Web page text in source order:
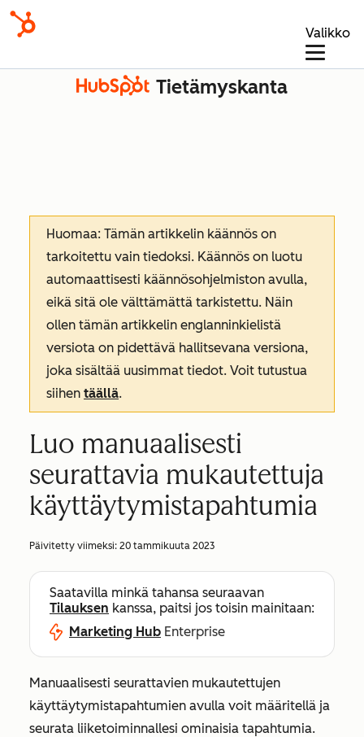
Valikko
Tietämyskanta
Huomaa: Tämän artikkelin käännös on
tarkoitettu vain tiedoksi. Käännös on luotu
automaattisesti käännösohjelmiston avulla,
eikä sitä ole välttämättä tarkistettu. Näin
ollen tämän artikkelin englanninkielistä
versiota on pidettävä hallitsevana versiona,
joka sisältää uusimmat tiedot. Voit tutustua
siihen täällä.
Luo manuaalisesti
seurattavia mukautettuja
käyttäytymistapahtumia
Päivitetty viimeksi: 20 tammikuuta 2023
Saatavilla minkä tahansa seuraavan
Tilauksen kanssa, paitsi jos toisin mainitaan:
Marketing Hub Enterprise
Manuaalisesti seurattavien mukautettujen
käyttäytymistapahtumien avulla voit määritellä ja
seurata liiketoiminnallesi ominaisia tapahtumia.